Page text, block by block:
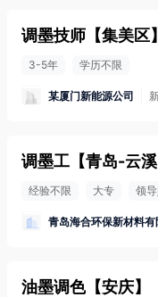
调墨技师 【集美区】
3-5年 学历不限
某厦门新能源公司
调墨工 【青岛-云溪
经验不限 大专 领
青岛海合环保新材料有
油墨调色 【安庆】